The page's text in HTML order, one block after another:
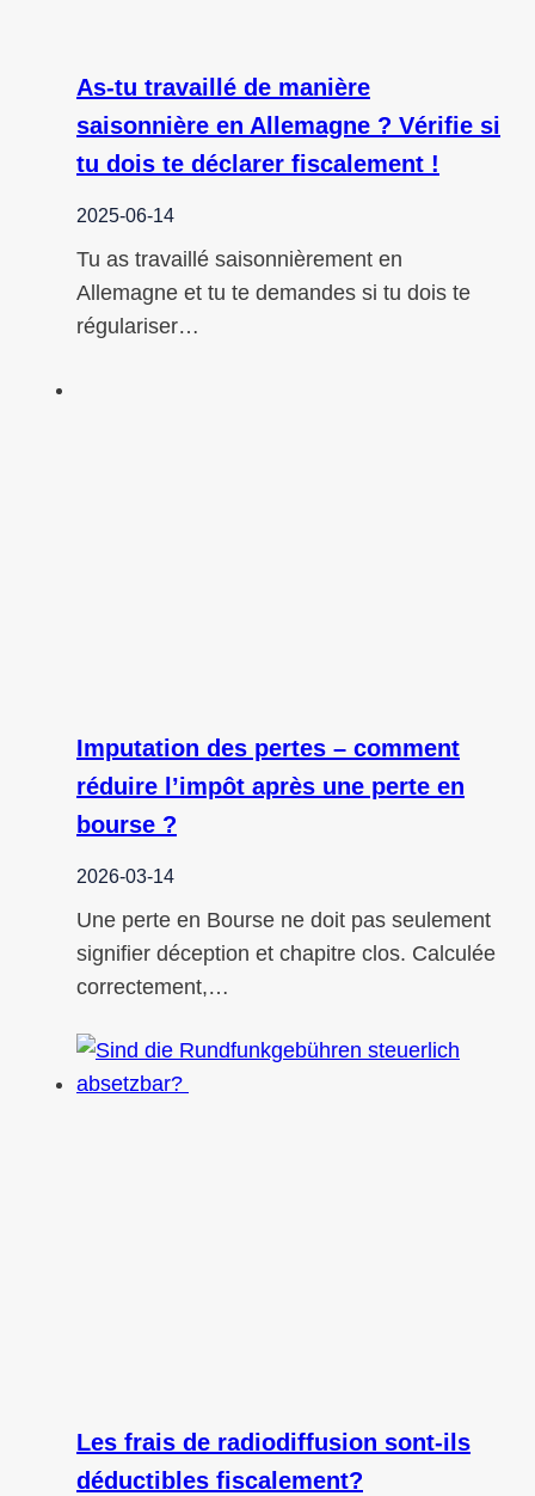
As-tu travaillé de manière
saisonnière en Allemagne ? Vérifie si
tu dois te déclarer fiscalement !
2025-06-14
Tu as travaillé saisonnièrement en
Allemagne et tu te demandes si tu dois te
régulariser…
Imputation des pertes – comment
réduire l’impôt après une perte en
bourse ?
2026-03-14
Une perte en Bourse ne doit pas seulement
signifier déception et chapitre clos. Calculée
correctement,…
Les frais de radiodiffusion sont-ils
déductibles fiscalement?